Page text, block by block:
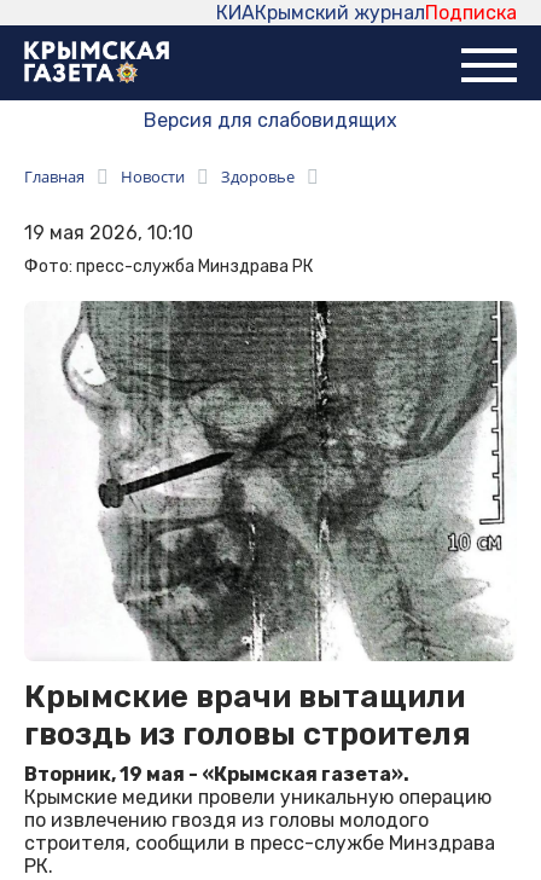
Подписка
Крымский журнал
КИА
Версия для слабовидящих
Главная Новости Здоровье
19 мая 2026, 10:10
Фото: пресс-служба Минздрава РК
Крымские врачи вытащили
гвоздь из головы строителя
Вторник, 19 мая - «Крымская газета».
Крымские медики провели уникальную операцию
по извлечению гвоздя из головы молодого
строителя, сообщили в пресс-службе Минздрава
РК.